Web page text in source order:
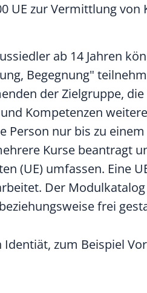
UE zur Vermittlung von
ab 14 Jahren
Begegnung"
der Zielgruppe,
Kompetenzen
Person nur bis zu
Kurse beantragt
(UE) umfassen. Eine
Der
frei
Identiät, zum Beispiel